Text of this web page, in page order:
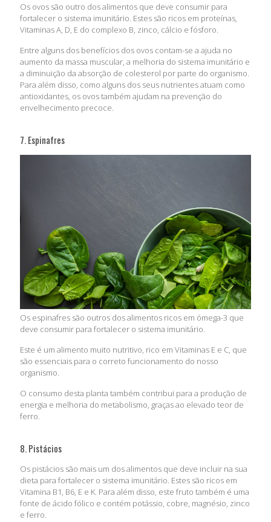
Os ovos são outro dos alimentos que deve consumir para
fortalecer o sistema imunitário. Estes são ricos em proteínas,
Vitaminas A, D, E do complexo B, zinco, cálcio e fósforo.
Entre alguns dos benefícios dos ovos contam-se a ajuda no
aumento da massa muscular, a melhoria do sistema imunitário e
a diminuição da absorção de colesterol por parte do organismo.
Para além disso, como alguns dos seus nutrientes atuam como
antioxidantes, os ovos também ajudam na prevenção do
envelhecimento precoce.
7. Espinafres
Os espinafres são outros dos alimentos ricos em ómega-3 que
deve consumir para fortalecer o sistema imunitário.
Este é um alimento muito nutritivo, rico em Vitaminas E e C, que
são essenciais para o correto funcionamento do nosso
organismo.
O consumo desta planta também contribui para a produção de
energia e melhoria do metabolismo, graças ao elevado teor de
ferro.
8. Pistácios
Os pistácios são mais um dos alimentos que deve incluir na sua
dieta para fortalecer o sistema imunitário. Estes são ricos em
Vitamina B1, B6, E e K. Para além disso, este fruto também é uma
fonte de ácido fólico e contém potássio, cobre, magnésio, zinco
e ferro.